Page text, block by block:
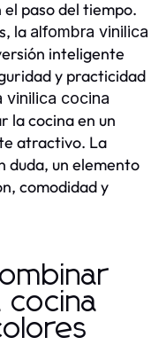
paso del tiempo.
la alfombra vinilica
inteligente
y practicidad
vinilica cocina
la cocina en un
atractivo. La
duda, un elemento
comodidad y
cocina